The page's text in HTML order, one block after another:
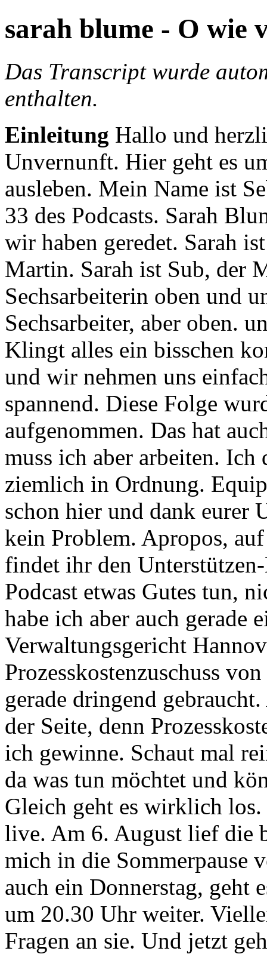
sarah blume - O wie
Das Transcript wurde
enthalten.
Einleitung Hallo und
Unvernunft. Hier geht es
ausleben. Mein Name ist
33 des Podcasts. Sarah
wir haben geredet. Sarah
Martin. Sarah ist Sub, der
Sechsarbeiterin oben und
Sechsarbeiter, aber oben.
Klingt alles ein bisschen
und wir nehmen uns
spannend. Diese Folge
aufgenommen. Das hat
muss ich aber arbeiten. Ich
ziemlich in Ordnung.
schon hier und dank eurer
kein Problem. Apropos,
findet ihr den
Podcast etwas Gutes tun,
habe ich aber auch gerade
Verwaltungsgericht
Prozesskostenzuschuss
gerade dringend
der Seite, denn
ich gewinne. Schaut mal
da was tun möchtet und
Gleich geht es wirklich
live. Am 6. August lief die
mich in die Sommerpause
auch ein Donnerstag, geht
um 20.30 Uhr weiter.
Fragen an sie. Und jetzt